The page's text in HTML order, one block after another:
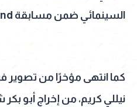
السينمائي ضمن مسابقة Sutherland.
كما انتهى مؤخرًا من تصوير
نيللي كريم، من إخراج أبو